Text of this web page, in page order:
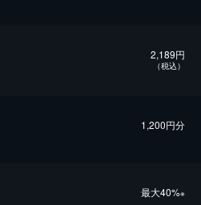
2,189円
（税込）
1,200円分
最⼤40%※